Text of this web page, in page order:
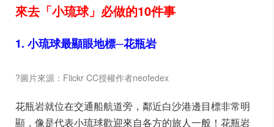
來去「小琉球」必做的10件事
1. 小琉球最顯眼地標─花瓶岩
?圖片來源：Flickr CC授權作者neofedex
花瓶岩就位在交通船航道旁，鄰近白沙港邊目標非常明
顯，像是代表小琉球歡迎來自各方的旅人一般！花瓶岩